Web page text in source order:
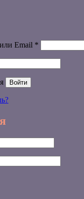
Email *
Войти